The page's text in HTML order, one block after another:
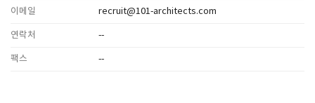
이메일 recruit@101-architects.com
연락처 --
팩스 --